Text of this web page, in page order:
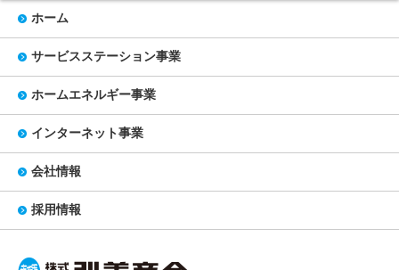
ホーム
サービスステーション事業
ホームエネルギー事業
インターネット事業
会社情報
採用情報